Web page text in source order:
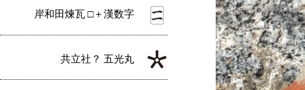
岸和田煉瓦 □＋漢数字
共立社？ 五光丸